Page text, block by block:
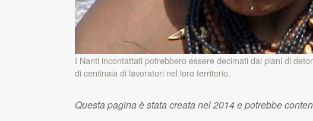
I Nanti incontattati potrebbero essere decimati dai piani di
di centinaia di lavoratori nel loro territorio.
Questa pagina è stata creata nel 2014 e potrebbe